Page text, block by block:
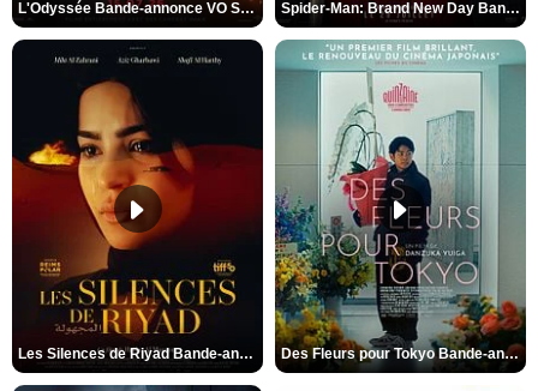
L'Odyssée Bande-annonce VO STFR Spider-Man: Brand New Day Bande-annonce VO STFR
Les Silences de Riyad Bande-annonce VO STFR Des Fleurs pour Tokyo Bande-annonce VO STFR